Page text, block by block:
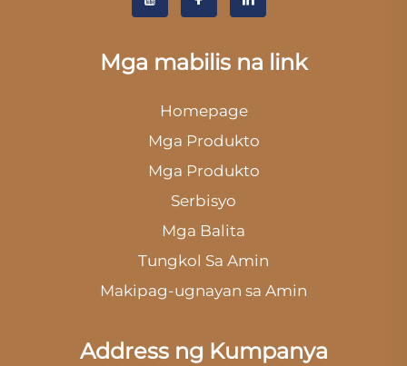
Mga mabilis na link
Homepage
Mga Produkto
Mga Produkto
Serbisyo
Mga Balita
Tungkol Sa Amin
Makipag-ugnayan sa Amin
Address ng Kumpanya